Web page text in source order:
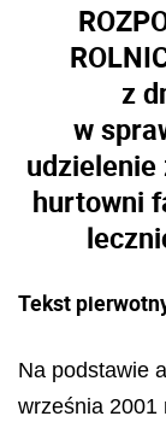
z
w
udzielenie
hurtowni
Tekst
Na podstawie
września 2001